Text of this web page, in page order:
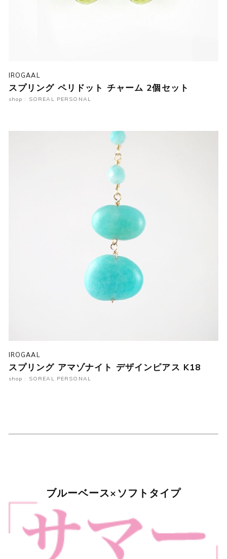
IROGAAL
スプリング ペリドット チャーム 2個セット
shop : SOREAL PERSONAL
IROGAAL
スプリング アマゾナイト デザインピアス K18
shop : SOREAL PERSONAL
ブルーベース×ソフトタイプ